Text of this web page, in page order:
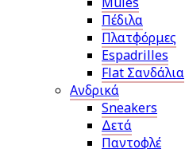
Πέδιλα
Πλατφόρμες
Espadrilles
Flat Σανδάλια
Ανδρικά
Sneakers
Δετά
Παντοφλέ